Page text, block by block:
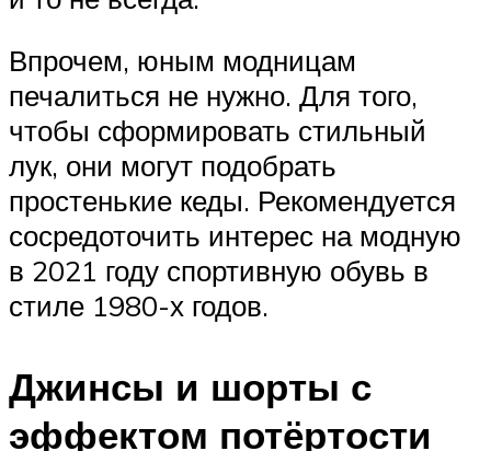
Впрочем, юным модницам
печалиться не нужно. Для того,
чтобы сформировать стильный
лук, они могут подобрать
простенькие кеды. Рекомендуется
сосредоточить интерес на модную
в 2021 году спортивную обувь в
стиле 1980-х годов.
Джинсы и шорты с
эффектом потёртости